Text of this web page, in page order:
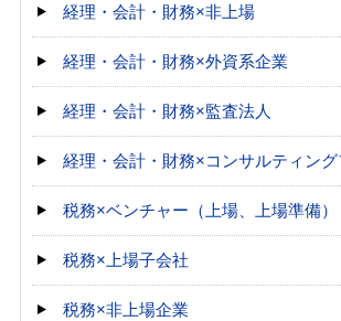
経理・会計・財務×非上場
経理・会計・財務×外資系企業
経理・会計・財務×監査法人
経理・会計・財務×コンサルティング
税務×ベンチャー（上場、上場準備）
税務×上場子会社
税務×非上場企業